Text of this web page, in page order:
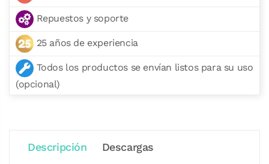
Repuestos y soporte
25 años de experiencia
Todos los productos se envían listos para su uso
(opcional)
Descripción Descargas